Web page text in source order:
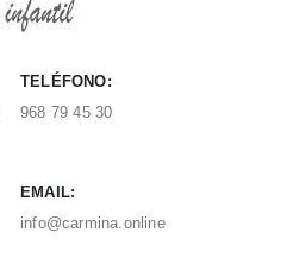
TELÉFONO:
968 79 45 30
EMAIL:
info@carmina.online